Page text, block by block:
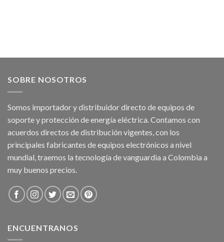
SOBRE NOSOTROS
Somos importador y distribuidor directo de equipos de
soporte y protección de energía eléctrica. Contamos con
acuerdos directos de distribución vigentes, con los
principales fabricantes de equipos electrónicos a nivel
mundial, traemos la tecnología de vanguardia a Colombia a
muy buenos precios.
ENCUENTRANOS